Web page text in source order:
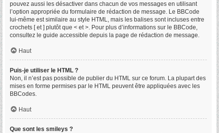
pouvez aussi les désactiver dans chacun de vos messages en utilisant
l’option appropriée du formulaire de rédaction de message. Le BBCode
lui-même est similaire au style HTML, mais les balises sont incluses entre
crochets [ et ] plutôt que < et >. Pour plus d’informations sur le BBCode,
consultez le guide accessible depuis la page de rédaction de message.
Haut
Puis-je utiliser le HTML ?
Non, il n’est pas possible de publier du HTML sur ce forum. La plupart des
mises en forme permises par le HTML peuvent être appliquées avec les
BBCodes.
Haut
Que sont les smileys ?